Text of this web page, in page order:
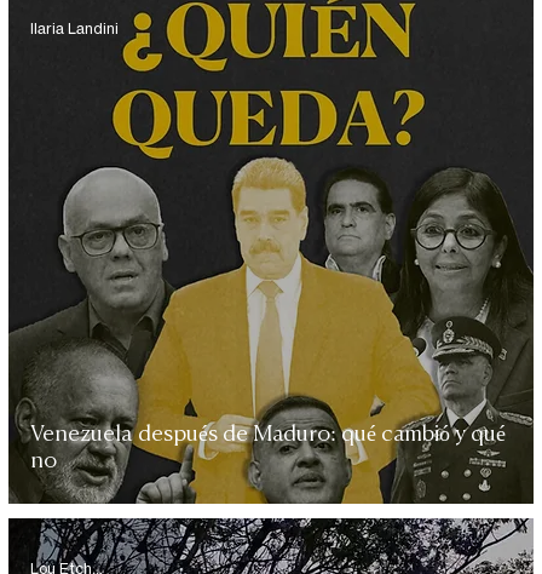
Venezuela después de Maduro: qué cambió y qué
no
Ilaria Landini
Lou Etchegaray